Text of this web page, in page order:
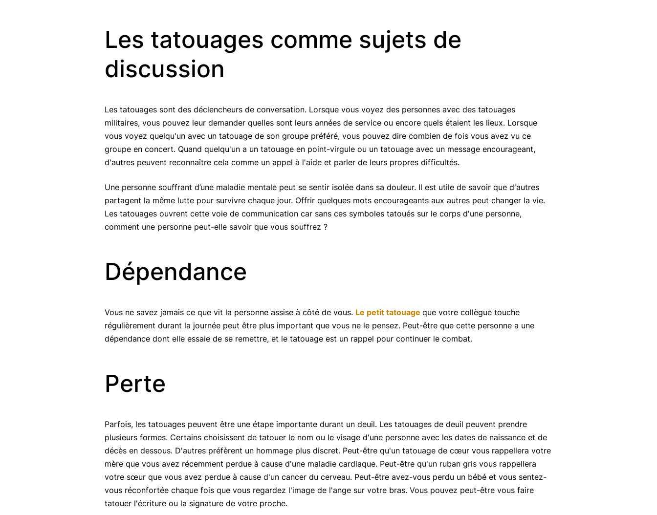
Les tatouages ​​comme sujets de
discussion
Les tatouages ​​sont des déclencheurs de conversation. Lorsque vous voyez des personnes avec des tatouages ​​
militaires, vous pouvez leur demander quelles sont leurs années de service ou encore quels étaient les lieux. Lorsque
vous voyez quelqu'un avec un tatouage de son groupe préféré, vous pouvez dire combien de fois vous avez vu ce
groupe en concert. Quand quelqu'un a un tatouage en point-virgule ou un tatouage avec un message encourageant,
d'autres peuvent reconnaître cela comme un appel à l'aide et parler de leurs propres difficultés.
Une personne souffrant d’une maladie mentale peut se sentir isolée dans sa douleur. Il est utile de savoir que d'autres
partagent la même lutte pour survivre chaque jour. Offrir quelques mots encourageants aux autres peut changer la vie.
Les tatouages ​​ouvrent cette voie de communication car sans ces symboles tatoués sur le corps d'une personne,
comment une personne peut-elle savoir que vous souffrez ?
Dépendance
Vous ne savez jamais ce que vit la personne assise à côté de vous. Le petit tatouage que votre collègue touche
régulièrement durant la journée peut être plus important que vous ne le pensez. Peut-être que cette personne a une
dépendance dont elle essaie de se remettre, et le tatouage est un rappel pour continuer le combat.
Perte
Parfois, les tatouages peuvent être une étape importante durant un deuil. Les tatouages ​​​​de deuil peuvent prendre
plusieurs formes. Certains choisissent de tatouer le nom ou le visage d'une personne avec les dates de naissance et de
décès en dessous. D'autres préfèrent un hommage plus discret. Peut-être qu'un tatouage de cœur vous rappellera votre
mère que vous avez récemment perdue à cause d'une maladie cardiaque. Peut-être qu'un ruban gris vous rappellera
votre sœur que vous avez perdue à cause d'un cancer du cerveau. Peut-être avez-vous perdu un bébé et vous sentez-
vous réconfortée chaque fois que vous regardez l'image de l'ange sur votre bras. Vous pouvez peut-être vous faire
tatouer l'écriture ou la signature de votre proche.